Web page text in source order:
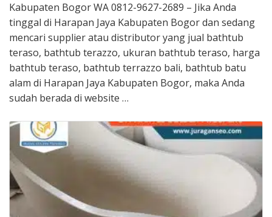
Kabupaten Bogor WA 0812-9627-2689 – Jika Anda
tinggal di Harapan Jaya Kabupaten Bogor dan sedang
mencari supplier atau distributor yang jual bathtub
teraso, bathtub terazzo, ukuran bathtub teraso, harga
bathtub teraso, bathtub terrazzo bali, bathtub batu
alam di Harapan Jaya Kabupaten Bogor, maka Anda
sudah berada di website …